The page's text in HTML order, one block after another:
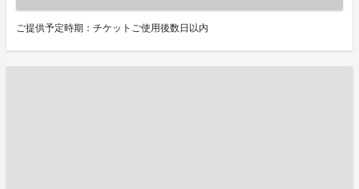
ご提供予定時期：チケットご使用後数日以内